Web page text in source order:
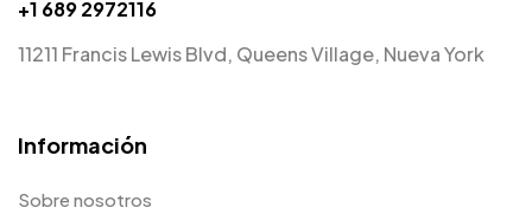
+1 689 2972116
11211 Francis Lewis Blvd, Queens Village, Nueva York
Información
Sobre nosotros